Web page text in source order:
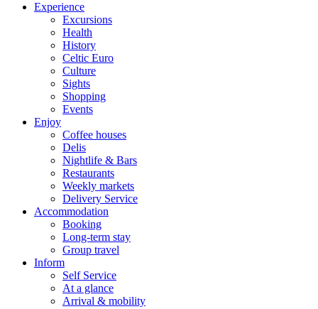
Experience
Excursions
Health
History
Celtic Euro
Culture
Sights
Shopping
Events
Enjoy
Coffee houses
Delis
Nightlife & Bars
Restaurants
Weekly markets
Delivery Service
Accommodation
Booking
Long-term stay
Group travel
Inform
Self Service
At a glance
Arrival & mobility